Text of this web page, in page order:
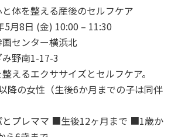
体を整える産後のセルフケア
月8日 (金) 10:00 – 11:30
センター横浜北
野南1-17-3
えるエクササイズとセルフケア。
降の女性（生後6か月までの子は同伴
プレママ ■生後12ヶ月まで ■1歳か